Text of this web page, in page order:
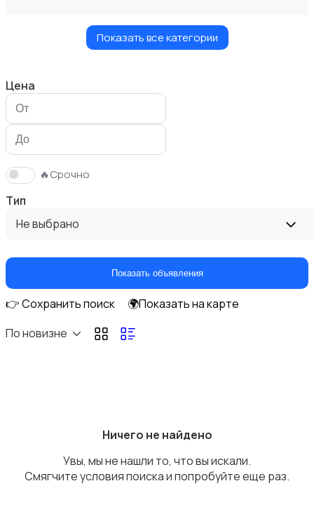
Ролики и скейтбординг
Самокаты и гироскутеры
Водные виды спорта
Показать все категории
Цена
🔥Срочно
Тип
Не выбрано
Показать объявления
👉 Сохранить поиск
🌍Показать на карте
По новизне
Ничего не найдено
Увы, мы не нашли то, что вы искали.
Смягчите условия поиска и попробуйте еще раз.